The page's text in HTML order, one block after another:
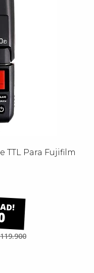
TTL Para Fujifilm